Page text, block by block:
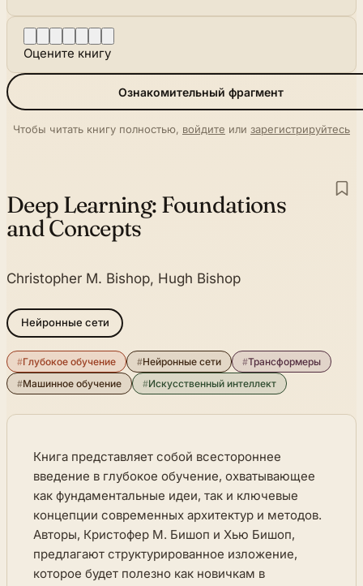
Оцените книгу
Ознакомительный фрагмент
Чтобы читать книгу полностью, войдите или зарегистрируйтесь
Deep Learning: Foundations
and Concepts
Christopher M. Bishop, Hugh Bishop
Нейронные сети
#Глубокое обучение #Нейронные сети #Трансформеры
#Машинное обучение #Искусственный интеллект
Книга представляет собой всестороннее
введение в глубокое обучение, охватывающее
как фундаментальные идеи, так и ключевые
концепции современных архитектур и методов.
Авторы, Кристофер М. Бишоп и Хью Бишоп,
предлагают структурированное изложение,
которое будет полезно как новичкам в